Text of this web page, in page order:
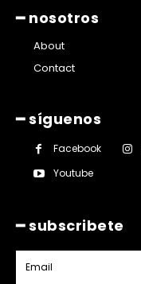
━ nosotros
About
Contact
━ síguenos
Facebook
Youtube
━ subscribete